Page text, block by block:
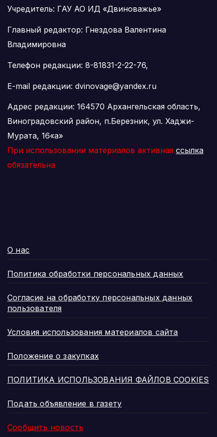
Учредитель: ГАУ АО ИД «Двиноважье»
Главный редактор: Гнездова Валентина
Владимировна
Телефон редакции: 8-81831-2-22-76,
E-mail редакции: dvinovage@yandex.ru
Адрес редакции: 164570 Архангельская область,
Виноградовский район, п.Березник, ул. Хаджи-
Мурата, 16«а»
При использовании материалов активная ссылка
обязательна
О нас
Политика обработки персональных данных
Согласие на обработку персональных данных
пользователя
Условия использования материалов сайта
Положение о закупках
ПОЛИТИКА ИСПОЛЬЗОВАНИЯ ФАЙЛОВ COOKIES
Подать объявление в газету
Сообщить новость